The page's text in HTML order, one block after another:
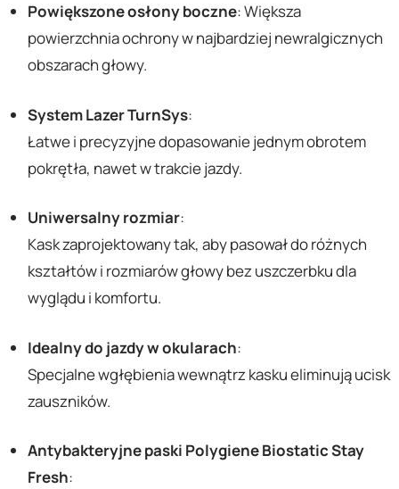
Powiększone osłony boczne: Większa
powierzchnia ochrony w najbardziej newralgicznych
obszarach głowy.
System Lazer TurnSys:
Łatwe i precyzyjne dopasowanie jednym obrotem
pokrętła, nawet w trakcie jazdy.
Uniwersalny rozmiar:
Kask zaprojektowany tak, aby pasował do różnych
kształtów i rozmiarów głowy bez uszczerbku dla
wyglądu i komfortu.
Idealny do jazdy w okularach:
Specjalne wgłębienia wewnątrz kasku eliminują ucisk
zauszników.
Antybakteryjne paski Polygiene Biostatic Stay
Fresh: